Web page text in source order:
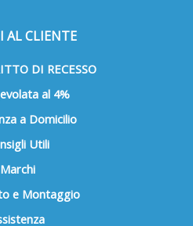
AL CLIENTE
DI RECESSO
al 4%
a Domicilio
Utili
Marchi
e Montaggio